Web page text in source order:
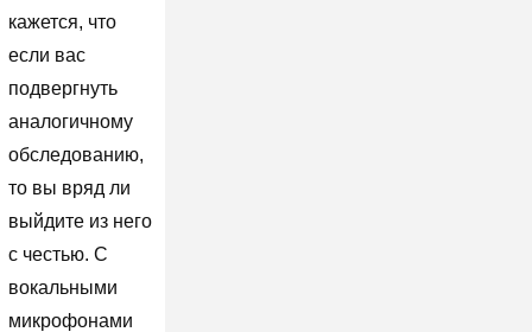
кажется, что
если вас
подвергнуть
аналогичному
обследованию,
то вы вряд ли
выйдите из него
с честью. С
вокальными
микрофонами